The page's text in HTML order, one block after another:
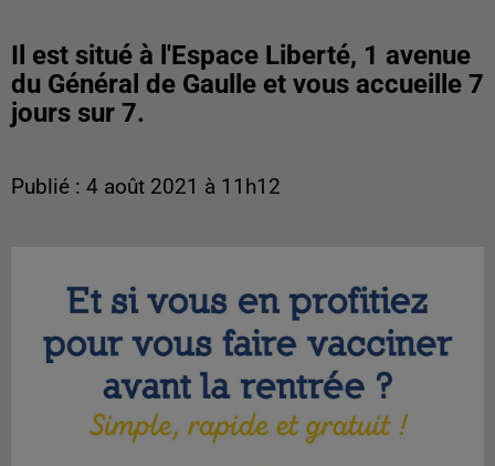
Il est situé à l'Espace Liberté, 1 avenue
du Général de Gaulle et vous accueille 7
jours sur 7.
Publié : 4 août 2021 à 11h12